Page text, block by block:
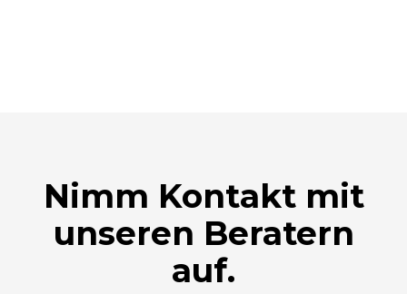
Nimm Kontakt mit
unseren Beratern
auf.